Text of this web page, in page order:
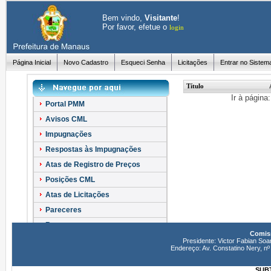
Bem vindo, Visitante!
Por favor, efetue o login
Página Inicial Novo Cadastro Esqueci Senha Licitações Entrar no
Portal PMM
Avisos CML
Impugnações
Respostas às Impugnações
Atas de Registro de Preços
Posições CML
Atas de Licitações
Pareceres
Recursos
Título
Ir à
Presidente: Victor Fabian
Endereço: Av. Constatino Nery,